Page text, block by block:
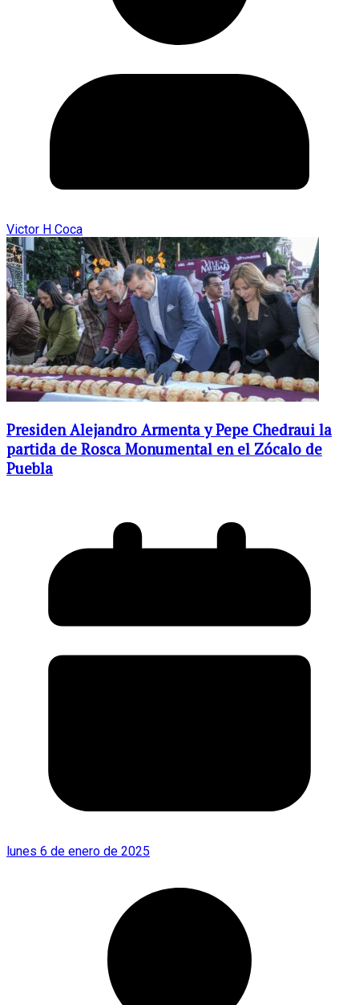
Victor H Coca
Presiden Alejandro Armenta y Pepe Chedraui la
partida de Rosca Monumental en el Zócalo de
Puebla
lunes 6 de enero de 2025